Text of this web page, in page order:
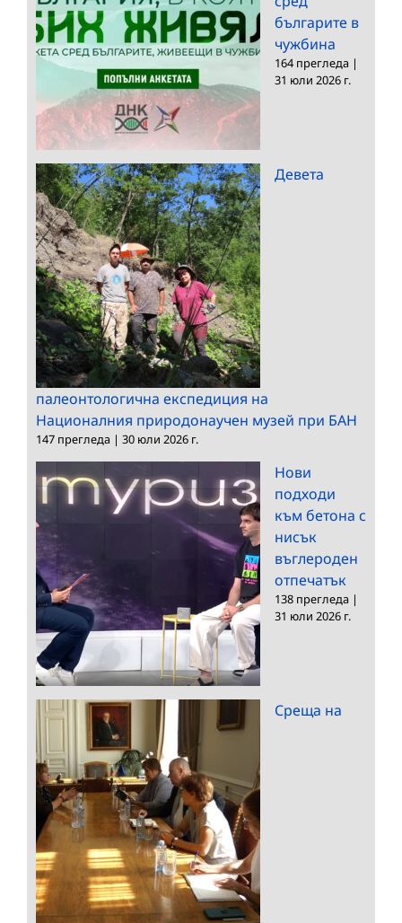
българите в
чужбина
164 прегледа |
31 юли 2026 г.
Девета
палеонтологична експедиция на
Националния природонаучен музей при БАН
147 прегледа | 30 юли 2026 г.
Нови
подходи
към бетона с
нисък
въглероден
отпечатък
138 прегледа |
31 юли 2026 г.
Среща на